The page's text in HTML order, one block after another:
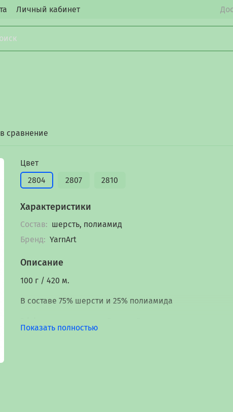
Личный кабинет
сравнение
Цвет
2804
2807 2810
Характеристики
Состав: шерсть, полиамид
Бренд: YarnArt
Описание
100 г / 420 м.
В составе 75% шерсти и 25% полиамида
Показать полностью